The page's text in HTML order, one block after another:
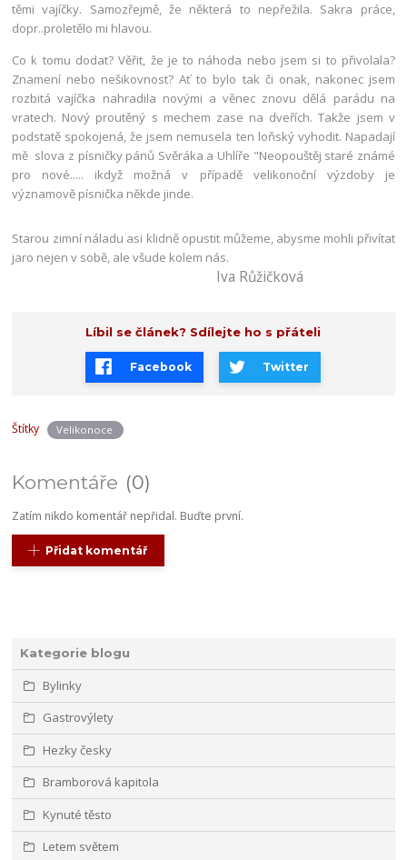
Kategorie blogu
Bylinky
Gastrovýlety
Hezky česky
Bramborová kapitola
Kynuté těsto
Letem světem
těmi vajíčky. Samozřejmě, že některá to nepřežila. Sakra práce,
dopr..proletělo mi hlavou.
Co k tomu dodat? Věřit, že je to náhoda nebo jsem si to přivolala?
Znamení nebo nešikovnost? Ať to bylo tak či onak, nakonec jsem
rozbitá vajíčka nahradila novými a věnec znovu dělá parádu na
vratech. Nový proutěný s mechem zase na dveřích. Takže jsem v
podstatě spokojená, že jsem nemusela ten loňský vyhodit. Napadají
mě slova z písničky pánů Svěráka a Uhlíře "Neopouštěj staré známé
pro nové..... ikdyž možná v případě velikonoční výzdoby je
významově písnička někde jinde.
Starou zimní náladu asi klidně opustit můžeme, abysme mohli přivítat
jaro nejen v sobě, ale všude kolem nás.
Iva Růžičková
Líbil se článek? Sdílejte ho s přáteli
Facebook Twitter
Štítky Velikonoce
Komentáře 0
Zatím nikdo komentář nepřidal. Buďte první.
Přidat komentář